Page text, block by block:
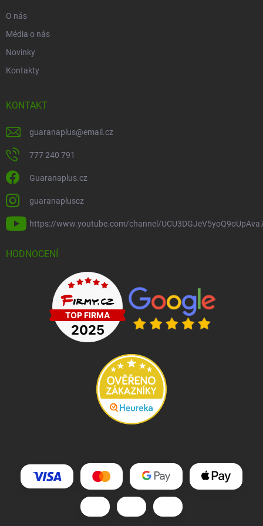
O nás
Média o nás
Novinky
Kontakty
KONTAKT
guaranaplus@email.cz
777 240 791
Guaranaplus.cz
guaranapluscz
https://www.youtube.com/channel/
HODNOCENÍ